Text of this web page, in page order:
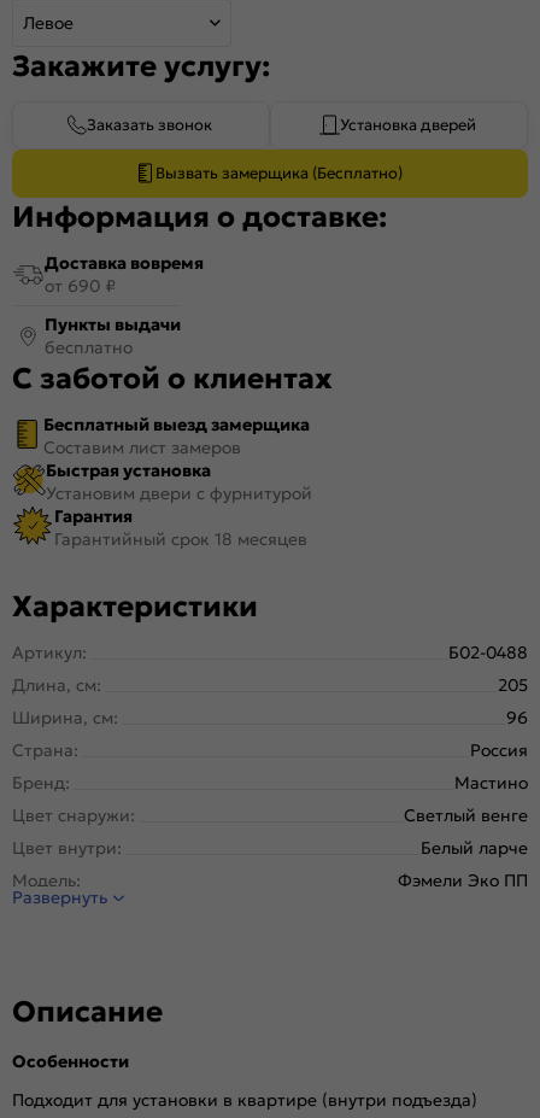
Левое
Закажите услугу:
Заказать звонок Установка дверей
Вызвать замерщика (Бесплатно)
Информация о доставке:
Доставка вовремя
от 690 ₽
Пункты выдачи
бесплатно
С заботой о клиентах
Бесплатный выезд замерщика
Составим лист замеров
Быстрая установка
Установим двери с фурнитурой
Гарантия
Гарантийный срок 18 месяцев
Характеристики
Артикул:
Б02-0488
Длина, см:
205
Ширина, см:
96
Страна:
Россия
Бренд:
Мастино
Цвет снаружи:
Светлый венге
Цвет внутри:
Белый ларче
Модель:
Фэмели Эко ПП
Открывание:
Марка
Новолипецкий металлургический завод, завод
Отделка снаружи:
Отделка внутри:
Белый ларче, ED-2
Развернуть
Описание
Особенности
Подходит для установки в квартире (внутри подъезда)